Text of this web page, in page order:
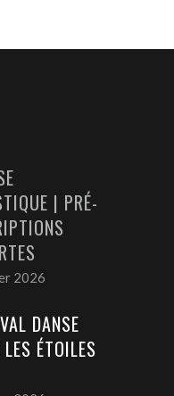
| PRÉ-
2026
DANSE
ÉTOILES